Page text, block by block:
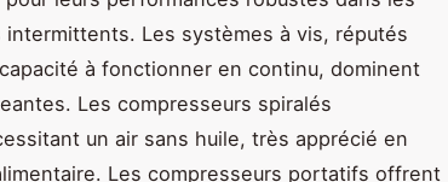
Les systèmes à vis, réputés
à fonctionner en continu, dominent
Les compresseurs spiralés
un air sans huile, très apprécié en
Les compresseurs portatifs offrent